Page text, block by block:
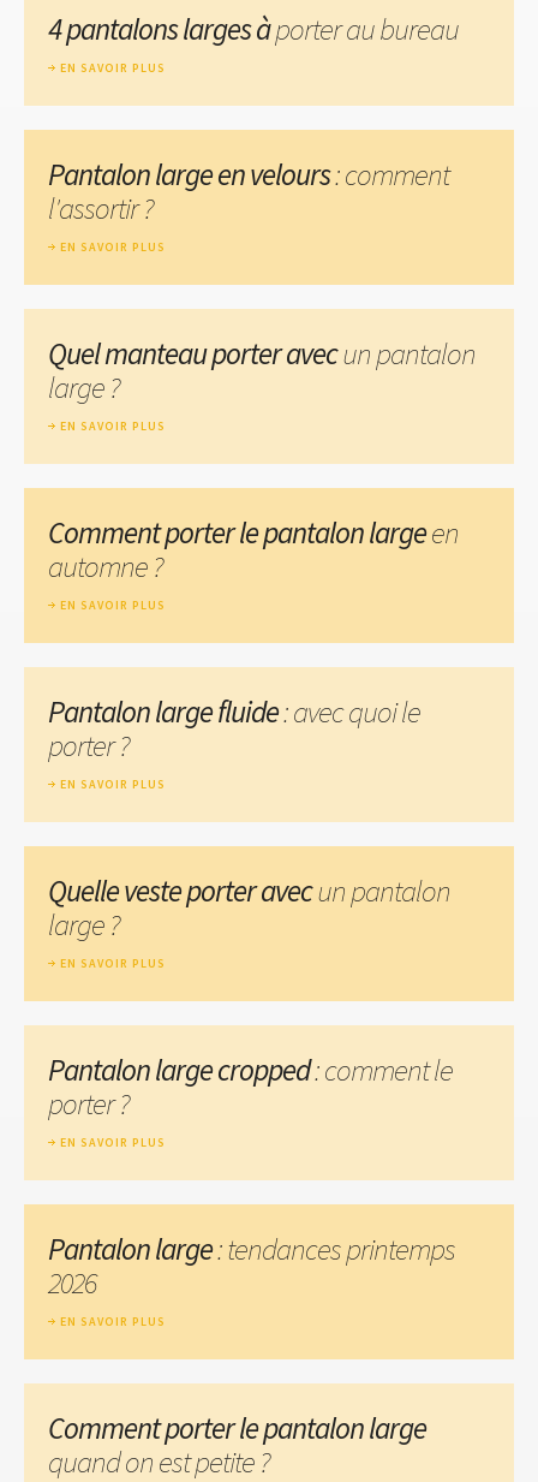
4 pantalons larges àporter au bureau
EN SAVOIR PLUS
Pantalon large en velours: comment
l'assortir ?
EN SAVOIR PLUS
Quel manteau porter avecun pantalon
large ?
EN SAVOIR PLUS
Comment porter le pantalon largeen
automne ?
EN SAVOIR PLUS
Pantalon large fluide: avec quoi le
porter ?
EN SAVOIR PLUS
Quelle veste porter avecun pantalon
large ?
EN SAVOIR PLUS
Pantalon large cropped: comment le
porter ?
EN SAVOIR PLUS
Pantalon large: tendances printemps
2026
EN SAVOIR PLUS
Comment porter le pantalon large
quand on est petite ?